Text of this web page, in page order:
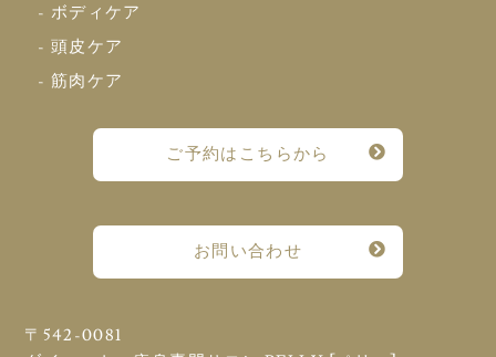
- ボディケア
- 頭皮ケア
- 筋肉ケア
ご予約はこちらから
お問い合わせ
〒542-0081